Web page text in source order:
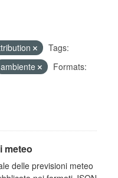
Tags:
ambiente
Formats:
meteo
delle previsioni meteo